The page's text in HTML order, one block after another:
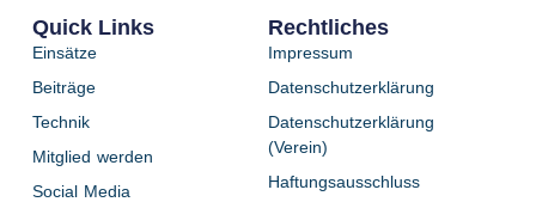
Quick Links
Einsätze
Beiträge
Technik
Mitglied werden
Social Media
Rechtliches
Impressum
Datenschutzerklärung
Datenschutzerklärung
(Verein)
Haftungsausschluss